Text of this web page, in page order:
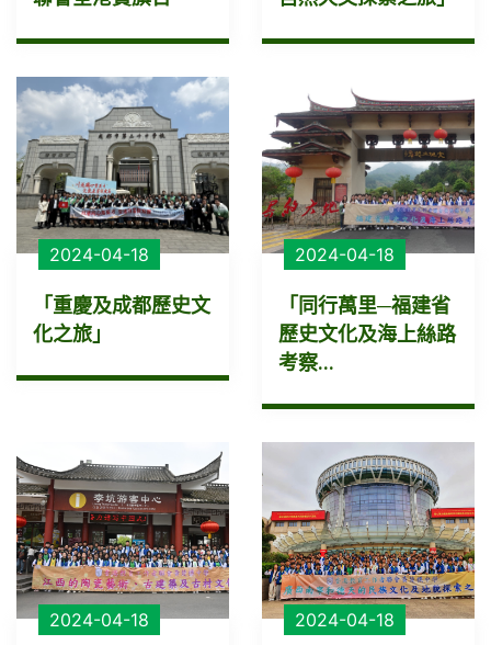
2024-04-18
「重慶及成都歷史文
化之旅」
2024-04-18
「同行萬里─福建省
歷史文化及海上絲路
考察...
2024-04-18 2024-04-18